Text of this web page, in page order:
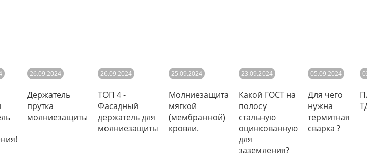
26.09.2024
Держатель
прутка
молниезащиты
26.09.2024
ТОП 4 -
Фасадный
держатель для
молниезащиты
25.09.2024
Молниезащита
мягкой
(мембранной)
кровли.
23.09.2024
Какой ГОСТ на
полосу
стальную
оцинкованную
для
заземления?
05.09.2024
Для чего
нужна
термитная
сварка ?